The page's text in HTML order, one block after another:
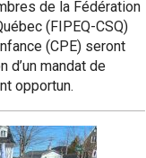
de la Fédération
(FIPEQ-CSQ)
(CPE) seront
d’un mandat de
opportun.